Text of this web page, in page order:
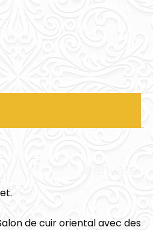
de cuir oriental avec des